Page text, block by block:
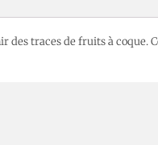
traces de fruits à coque.